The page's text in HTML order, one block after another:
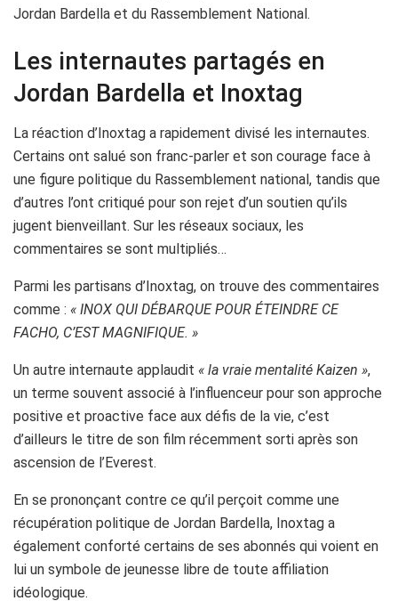
Jordan Bardella et du Rassemblement National.
Les internautes partagés en
Jordan Bardella et Inoxtag
La réaction d’Inoxtag a rapidement divisé les internautes.
Certains ont salué son franc-parler et son courage face à
une figure politique du Rassemblement national, tandis que
d’autres l’ont critiqué pour son rejet d’un soutien qu’ils
jugent bienveillant. Sur les réseaux sociaux, les
commentaires se sont multipliés…
Parmi les partisans d’Inoxtag, on trouve des commentaires
comme : « INOX QUI DÉBARQUE POUR ÉTEINDRE CE
FACHO, C’EST MAGNIFIQUE. »
Un autre internaute applaudit « la vraie mentalité Kaizen »,
un terme souvent associé à l’influenceur pour son approche
positive et proactive face aux défis de la vie, c’est
d’ailleurs le titre de son film récemment sorti après son
ascension de l’Everest.
En se prononçant contre ce qu’il perçoit comme une
récupération politique de Jordan Bardella, Inoxtag a
également conforté certains de ses abonnés qui voient en
lui un symbole de jeunesse libre de toute affiliation
idéologique.